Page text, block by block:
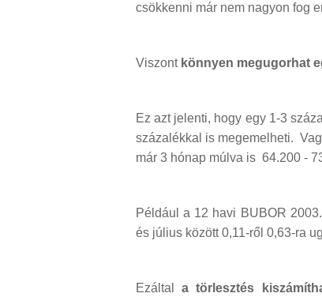
csökkenni már nem nagyon fog
Viszont könnyen megugorhat
Ez azt jelenti, hogy egy 1-3
százalékkal is megemelheti.
már 3 hónap múlva is 64.200 -
Például a 12 havi BUBOR
és július között 0,11-ről 0,63-ra
Ezáltala törlesztés